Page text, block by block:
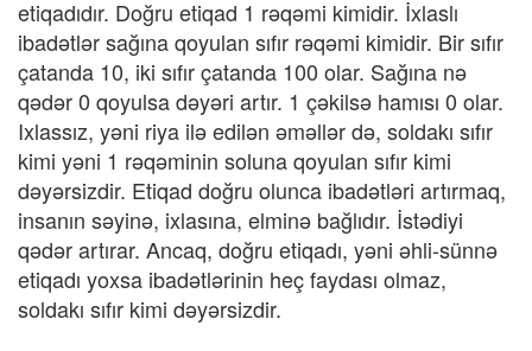
etiqadıdır. Doğru etiqad 1 rəqəmi kimidir. İxlaslı
ibadətlər sağına qoyulan sıfır rəqəmi kimidir. Bir sıfır
çatanda 10, iki sıfır çatanda 100 olar. Sağına nə
qədər 0 qoyulsa dəyəri artır. 1 çəkilsə hamısı 0 olar.
Ixlassız, yəni riya ilə edilən əməllər də, soldakı sıfır
kimi yəni 1 rəqəminin soluna qoyulan sıfır kimi
dəyərsizdir. Etiqad doğru olunca ibadətləri artırmaq,
insanın səyinə, ixlasına, elminə bağlıdır. İstədiyi
qədər artırar. Ancaq, doğru etiqadı, yəni əhli-sünnə
etiqadı yoxsa ibadətlərinin heç faydası olmaz,
soldakı sıfır kimi dəyərsizdir.